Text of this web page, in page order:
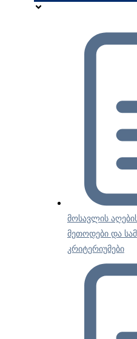
მოსავლის
მეთოდები და
კრიტერიუმები